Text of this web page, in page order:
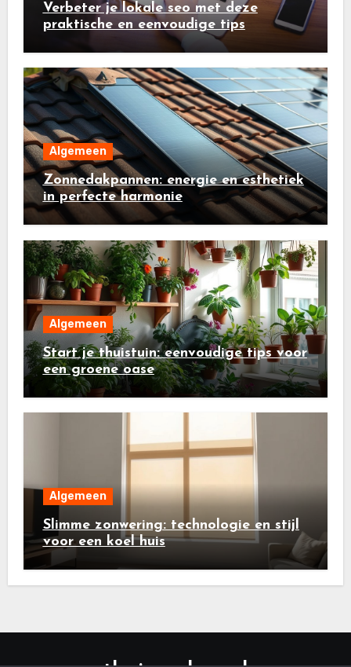
Verbeter je lokale seo met deze
praktische en eenvoudige tips
Algemeen
Zonnedakpannen: energie en esthetiek
in perfecte harmonie
Algemeen
Start je thuistuin: eenvoudige tips voor
een groene oase
Algemeen
Slimme zonwering: technologie en stijl
voor een koel huis